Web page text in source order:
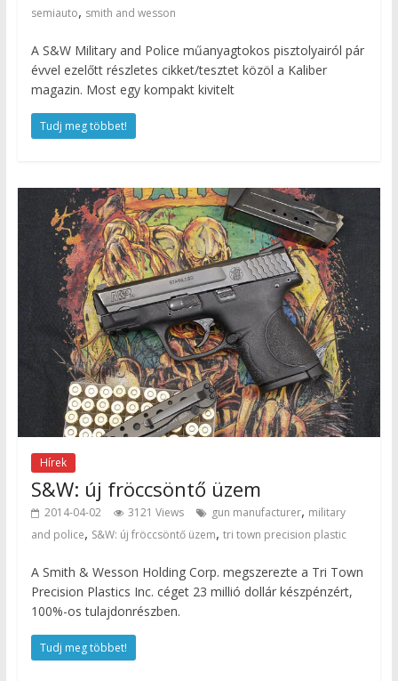
semiauto, smith and wesson
A S&W Military and Police műanyagtokos pisztolyairól pár
évvel ezelőtt részletes cikket/tesztet közöl a Kaliber
magazin. Most egy kompakt kivitelt
Tudj meg többet!
Hírek
S&W: új fröccsöntő üzem
2014-04-02 3121 Views gun manufacturer, military
and police, S&W: új fröccsöntő üzem, tri town precision plastic
A Smith & Wesson Holding Corp. megszerezte a Tri Town
Precision Plastics Inc. céget 23 millió dollár készpénzért,
100%-os tulajdonrészben.
Tudj meg többet!